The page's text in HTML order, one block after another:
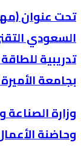
تحت عنوان
السعودي
تدريبية
بجامعة
وزارة
وحاضنة